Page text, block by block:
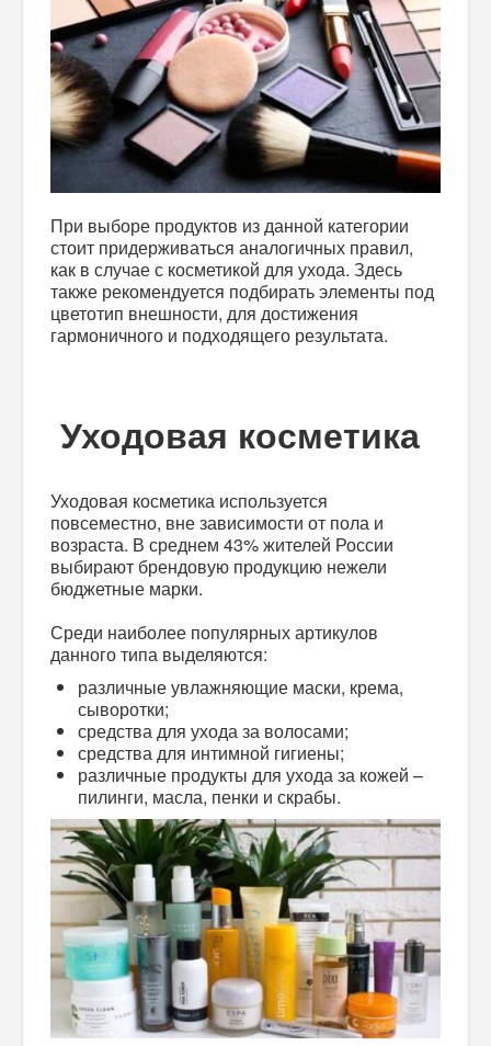
При выборе продуктов из данной категории
стоит придерживаться аналогичных правил,
как в случае с косметикой для ухода. Здесь
также рекомендуется подбирать элементы под
цветотип внешности, для достижения
гармоничного и подходящего результата.
Уходовая косметика
Уходовая косметика используется
повсеместно, вне зависимости от пола и
возраста. В среднем 43% жителей России
выбирают брендовую продукцию нежели
бюджетные марки.
Среди наиболее популярных артикулов
данного типа выделяются:
различные увлажняющие маски, крема,
сыворотки;
средства для ухода за волосами;
средства для интимной гигиены;
различные продукты для ухода за кожей –
пилинги, масла, пенки и скрабы.